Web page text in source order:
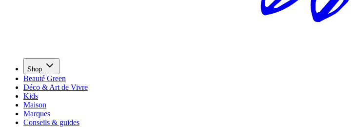
Shop
Beauté Green
Déco & Art de Vivre
Kids
Maison
Marques
Conseils & guides